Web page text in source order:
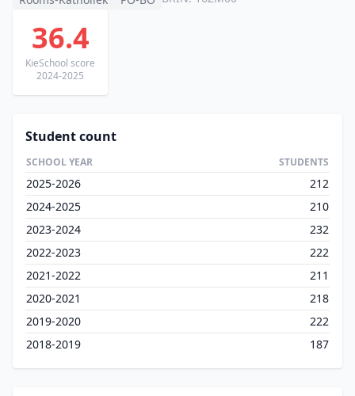
36.4
KieSchool score
2024-2025
Student count
SCHOOL YEAR STUDENTS
2025-2026
212
2024-2025
210
2023-2024
232
2022-2023
222
2021-2022
211
2020-2021
218
2019-2020
222
2018-2019
187